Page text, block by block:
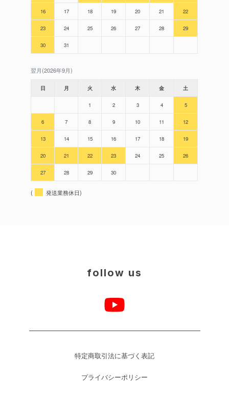
16 17 18 19 20 21 22
23 24 25 26 27 28 29
30 31
翌月(2026年9月)
日 月 火 水 木 金 土
1 2 3 4 5
6 7 8 9 10 11 12
13 14 15 16 17 18 19
20 21 22 23 24 25 26
27 28 29 30
( 発送業務休日)
follow us
特定商取引法に基づく表記
プライバシーポリシー